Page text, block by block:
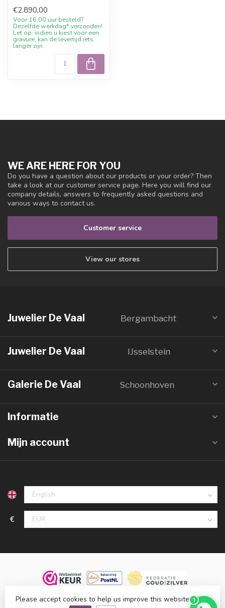
sto...
€2.890,00
Voor 16.00 uur besteld?
Dezelfde werkdag* verzonden!
Let op: indien u kiest voor een
gravure, kan de levertijd iets
langer zijn.
WE ARE HERE FOR YOU
Do you have a question about our products or your order? Then
take a look at our customer service page. Here you will find our
company details, answers to frequently asked questions and
various ways to contact us.
Customer service
View our stores
Juwelier De Vaal Bergambacht
Juwelier De Vaal IJsselstein
Galerie De Vaal Schoonhoven
Informatie
Mijn account
€
© 2026 Juwelier De Vaal, familiebedrijf sinds 1958. Alle rechten
Please accept cookies to help us improve this website Is this
1